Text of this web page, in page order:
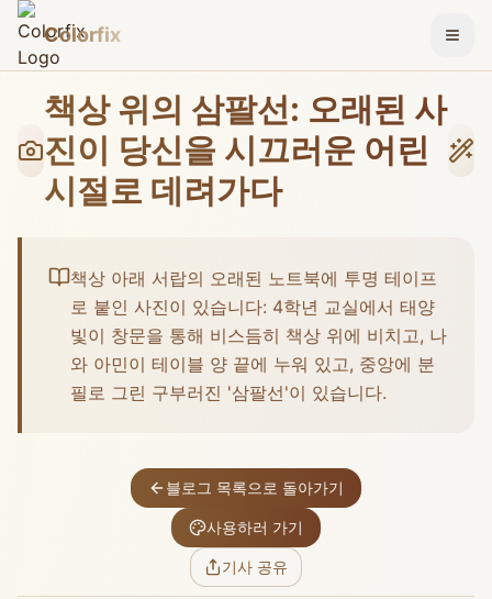
Colorfix 메뉴
책상 위의 삼팔선: 오래된 사
진이 당신을 시끄러운 어린
시절로 데려가다
책상 아래 서랍의 오래된 노트북에 투명 테이프
로 붙인 사진이 있습니다: 4학년 교실에서 태양
빛이 창문을 통해 비스듬히 책상 위에 비치고, 나
와 아민이 테이블 양 끝에 누워 있고, 중앙에 분
필로 그린 구부러진 '삼팔선'이 있습니다.
블로그 목록으로 돌아가기
사용하러 가기
기사 공유